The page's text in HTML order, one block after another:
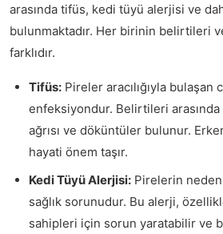
arasında tifüs, kedi tüyü alerjisi ve
bulunmaktadır. Her birinin belirtileri
farklıdır.
Tifüs: Pireler aracılığıyla bulaşan
enfeksiyondur. Belirtileri
ağrısı ve döküntüler bulunur.
hayati önem taşır.
Kedi Tüyü Alerjisi: Pirelerin
sağlık sorunudur. Bu alerji,
sahipleri için sorun yaratabilir ve